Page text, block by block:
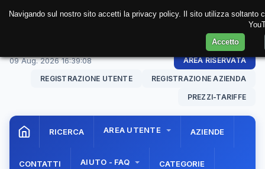
09 Aug. 202616:39:08 AREA RISERVATA
REGISTRAZIONE UTENTE REGISTRAZIONE AZIENDA
PREZZI-TARIFFE
RICERCA AREA UTENTE AZIENDE
CONTATTI AIUTO - FAQ CATEGORIE
Navigando sul nostro sito accetti la privacy policy. Il sito utilizza
Accetto